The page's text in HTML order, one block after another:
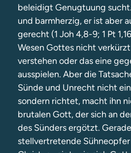
beleidigt Genugtuung
und barmherzig, er ist aber
gerecht (1 Joh 4,8-9; 1 Pt
Wesen Gottes nicht
verstehen oder das eine
ausspielen. Aber die
Sünde und Unrecht nicht
sondern richtet, macht ihn
brutalen Gott, der sich an
des Sünders ergötzt.
stellvertretende Sühneopfer